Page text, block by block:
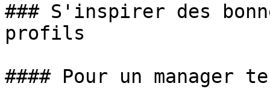
### S'inspirer des
profils
#### Pour un manager